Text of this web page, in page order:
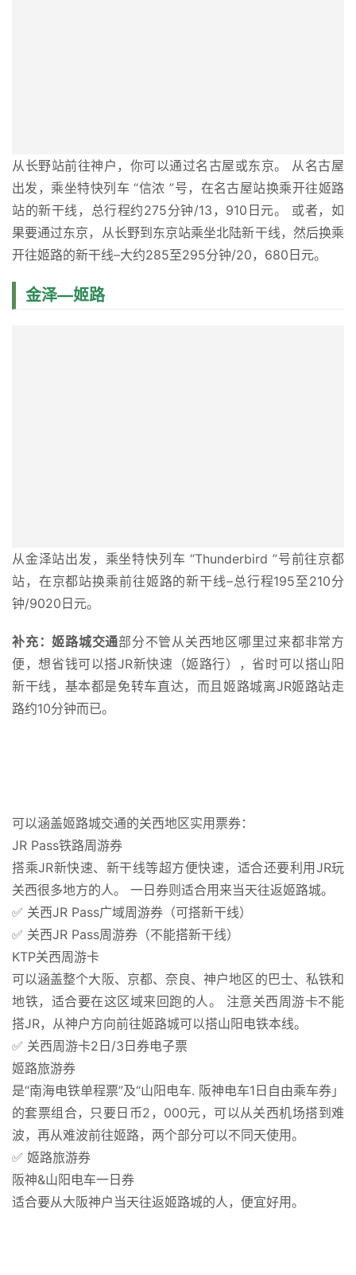
从长野站前往神户，你可以通过名古屋或东京。 从名古屋
出发，乘坐特快列车 “信浓 ”号，在名古屋站换乘开往姬路
站的新干线，总行程约275分钟/13，910日元。 或者，如
果要通过东京，从长野到东京站乘坐北陆新干线，然后换乘
开往姬路的新干线–大约285至295分钟/20，680日元。
金泽—姬路
从金泽站出发，乘坐特快列车 “Thunderbird ”号前往京都
站，在京都站换乘前往姬路的新干线–总行程195至210分
钟/9020日元。
补充：姬路城交通部分不管从关西地区哪里过来都非常方
便，想省钱可以搭JR新快速（姬路行），省时可以搭山阳
新干线，基本都是免转车直达，而且姬路城离JR姬路站走
路约10分钟而已。
可以涵盖姬路城交通的关西地区实用票券：
JR Pass铁路周游券
搭乘JR新快速、新干线等超方便快速，适合还要利用JR玩
关西很多地方的人。 一日券则适合用来当天往返姬路城。
✅ 关西JR Pass广域周游券（可搭新干线）
✅ 关西JR Pass周游券（不能搭新干线）
KTP关西周游卡
可以涵盖整个大阪、京都、奈良、神户地区的巴士、私铁和
地铁，适合要在这区域来回跑的人。 注意关西周游卡不能
搭JR，从神户方向前往姬路城可以搭山阳电铁本线。
✅ 关西周游卡2日/3日券电子票
姬路旅游券
是“南海电铁单程票”及“山阳电车. 阪神电车1日自由乘车券」
的套票组合，只要日币2，000元，可以从关西机场搭到难
波，再从难波前往姬路，两个部分可以不同天使用。
✅ 姬路旅游券
阪神&山阳电车一日券
适合要从大阪神户当天往返姬路城的人，便宜好用。